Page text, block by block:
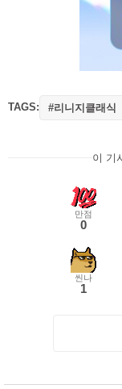
TAGS: #리니지클래식
이 기
만점
0
씬나
1